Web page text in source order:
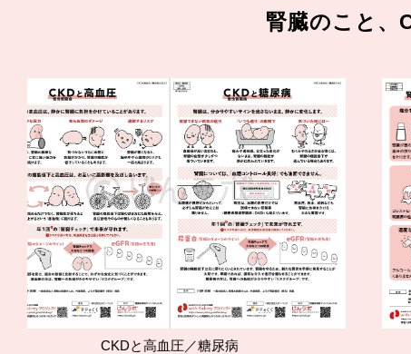
腎臓のこと、
と高血圧／糖尿病 腎臓